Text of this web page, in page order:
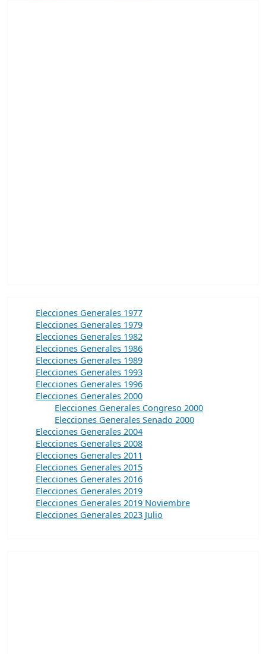
Elecciones Generales 1977
Elecciones Generales 1979
Elecciones Generales 1982
Elecciones Generales 1986
Elecciones Generales 1989
Elecciones Generales 1993
Elecciones Generales 1996
Elecciones Generales 2000
Elecciones Generales Congreso 2000
Elecciones Generales Senado 2000
Elecciones Generales 2004
Elecciones Generales 2008
Elecciones Generales 2011
Elecciones Generales 2015
Elecciones Generales 2016
Elecciones Generales 2019
Elecciones Generales 2019 Noviembre
Elecciones Generales 2023 Julio